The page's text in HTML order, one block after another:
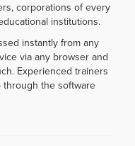
corporations of every
institutions.
instantly from any
via any browser and
Experienced trainers
the software